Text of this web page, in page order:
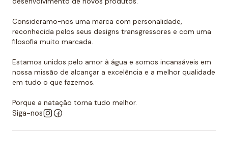
Consideramo-nos uma marca com personalidade,
reconhecida pelos seus designs transgressores e com uma
filosofia muito marcada.
Estamos unidos pelo amor à água e somos incansáveis em
nossa missão de alcançar a excelência e a melhor qualidade
em tudo o que fazemos.
Porque a natação torna tudo melhor.
Siga-nos